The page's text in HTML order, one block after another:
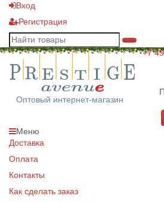
Вход
Регистрация
Оптовый интернет-магазин
+7
Меню
Доставка
Оплата
Контакты
Как сделать заказ